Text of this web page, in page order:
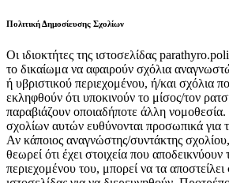
Πολιτική Δημοσίευσης Σχολίων
Οι ιδιοκτήτες της ιστοσελίδας
το δικαίωμα να αφαιρούν σχόλια
ή υβριστικού περιεχομένου, ή/και σχόλια
εκληφθούν ότι υποκινούν το μίσος/τον
παραβιάζουν οποιαδήποτε άλλη
σχολίων αυτών ευθύνονται προσωπικά για
Αν κάποιος αναγνώστης/συντάκτης σχολίου,
θεωρεί ότι έχει στοιχεία που αποδεικνύουν
περιεχομένου του, μπορεί να τα